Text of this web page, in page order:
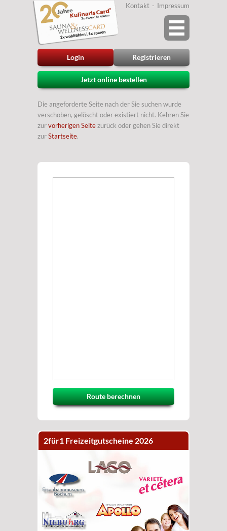
Login Registrieren
Kontakt Impressum
Jetzt online bestellen
Die angeforderte Seite nach der Sie suchen wurde
verschoben, gelöscht oder existiert nicht. Kehren Sie
zurvorherigen Seitezurück oder gehen Sie direkt
zurStartseite.
Route berechnen
2für1 Freizeitgutscheine 2026